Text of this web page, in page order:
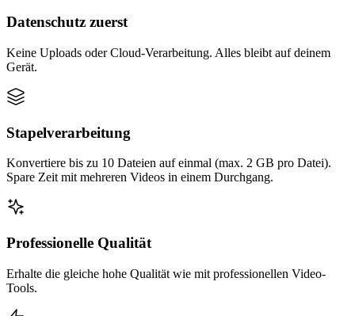
Datenschutz zuerst
Keine Uploads oder Cloud-Verarbeitung. Alles bleibt auf deinem
Gerät.
Stapelverarbeitung
Konvertiere bis zu 10 Dateien auf einmal (max. 2 GB pro Datei).
Spare Zeit mit mehreren Videos in einem Durchgang.
Professionelle Qualität
Erhalte die gleiche hohe Qualität wie mit professionellen Video-
Tools.